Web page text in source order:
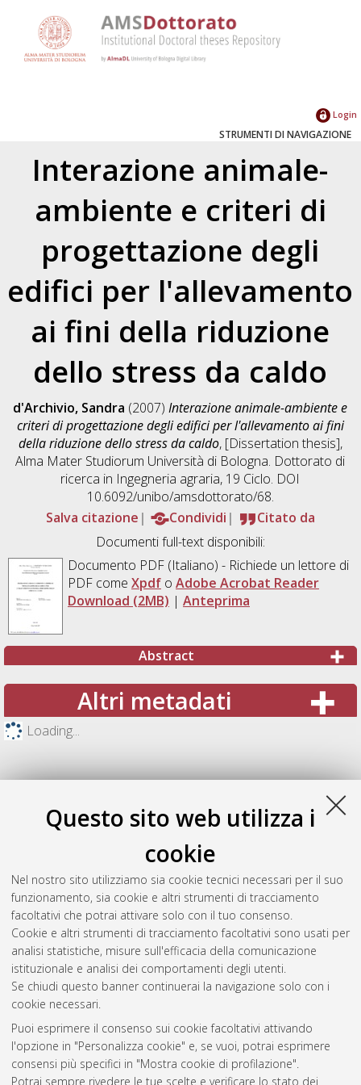
Questo sito web utilizza i
cookie
Nel nostro sito utilizziamo sia cookie tecnici necessari per il suo
funzionamento, sia cookie e altri strumenti di tracciamento
facoltativi che potrai attivare solo con il tuo consenso.
Cookie e altri strumenti di tracciamento facoltativi sono usati per
analisi statistiche, misure sull'efficacia della comunicazione
istituzionale e analisi dei comportamenti degli utenti.
Se chiudi questo banner continuerai la navigazione solo con i
cookie necessari.
Puoi esprimere il consenso sui cookie facoltativi attivando
l'opzione in "Personalizza cookie" e, se vuoi, potrai esprimere
consensi più specifici in "Mostra cookie di profilazione".
Potrai sempre rivedere le tue scelte e verificare lo stato dei
Login
STRUMENTI DI NAVIGAZIONE
Interazione animale-
ambiente e criteri di
progettazione degli
edifici per l'allevamento
ai fini della riduzione
dello stress da caldo
d'Archivio, Sandra (2007)Interazione animale-ambiente e
criteri di progettazione degli edifici per l'allevamento ai fini
della riduzione dello stress da caldo, [Dissertation thesis],
Alma Mater Studiorum Università di Bologna. Dottorato di
ricerca in Ingegneria agraria, 19 Ciclo. DOI
10.6092/unibo/amsdottorato/68.
Salva citazione
Condividi
Citato da
Documenti full-text disponibili:
Documento PDF(Italiano) - Richiede un lettore di
PDF come Xpdfo Adobe Acrobat Reader
Download (2MB) | Anteprima
Abstract
Altri metadati
Loading...
Gestione del documento:
Atom
Rss 1.0
Rss 2.0